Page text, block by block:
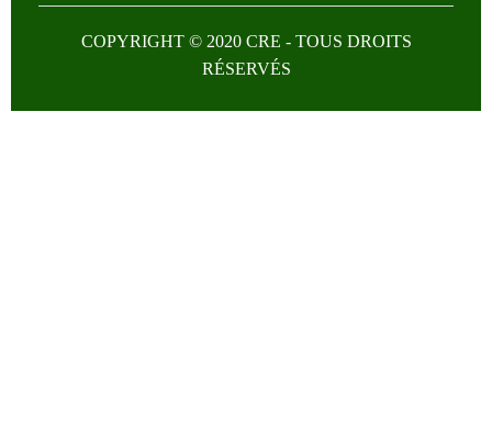
COPYRIGHT © 2020 CRE - TOUS DROITS
RÉSERVÉS